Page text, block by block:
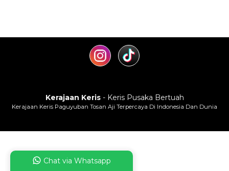
Kerajaan Keris- Keris Pusaka Bertuah
Kerajaan Keris Paguyuban Tosan Aji Terpercaya Di Indonesia Dan Dunia
Chat via Whatsapp